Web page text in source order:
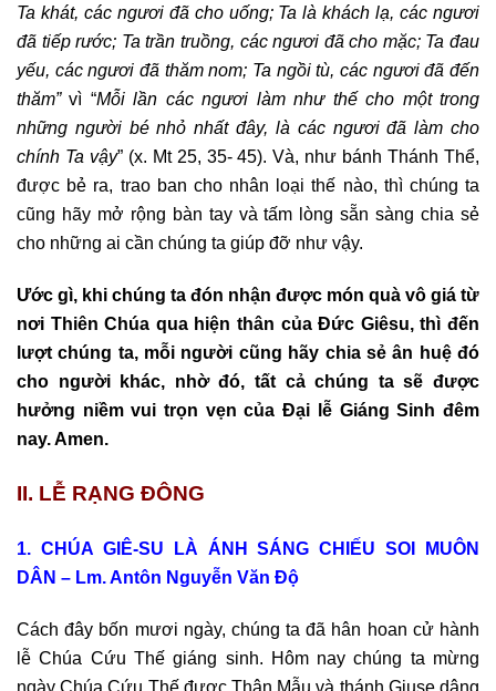
Ta khát, các ngươi đã cho uống; Ta là khách lạ, các ngươi
đã tiếp rước; Ta trần truồng, các ngươi đã cho mặc; Ta đau
yếu, các ngươi đã thăm nom; Ta ngồi tù, các ngươi đã đến
thăm”vì “Mỗi lần các ngươi làm như thế cho một trong
những người bé nhỏ nhất đây, là các ngươi đã làm cho
chính Ta vậy” (x. Mt 25, 35- 45). Và, như bánh Thánh Thể,
được bẻ ra, trao ban cho nhân loại thế nào, thì chúng ta
cũng hãy mở rộng bàn tay và tấm lòng sẵn sàng chia sẻ
cho những ai cần chúng ta giúp đỡ như vậy.
Ước gì, khi chúng ta đón nhận được món quà vô giá từ
nơi Thiên Chúa qua hiện thân của Đức Giêsu, thì đến
lượt chúng ta, mỗi người cũng hãy chia sẻ ân huệ đó
cho người khác, nhờ đó, tất cả chúng ta sẽ được
hưởng niềm vui trọn vẹn của Đại lễ Giáng Sinh đêm
nay. Amen.
II. LỄ RẠNG ĐÔNG
1. CHÚA GIÊ-SU LÀ ÁNH SÁNG CHIẾU SOI MUÔN
DÂN – Lm. Antôn Nguyễn Văn Độ
Cách đây bốn mươi ngày, chúng ta đã hân hoan cử hành
lễ Chúa Cứu Thế giáng sinh. Hôm nay chúng ta mừng
ngày Chúa Cứu Thế được Thân Mẫu và thánh Giuse dâng